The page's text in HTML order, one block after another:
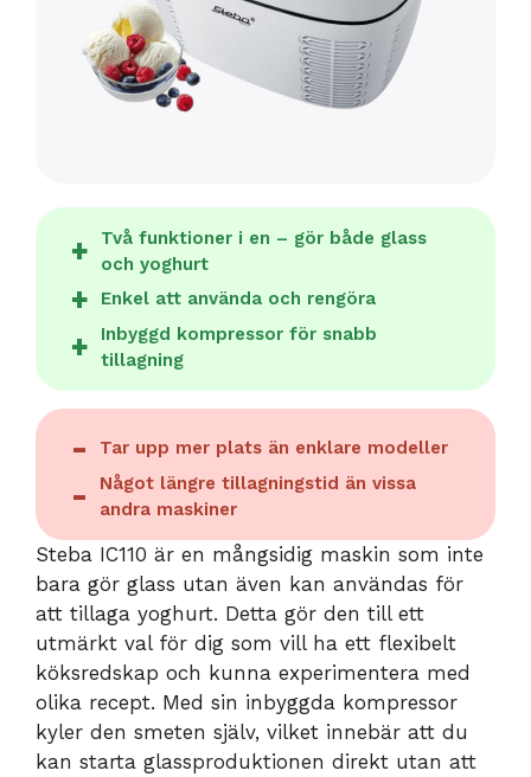
Två funktioner i en – gör både glass
och yoghurt
Enkel att använda och rengöra
Inbyggd kompressor för snabb
tillagning
Tar upp mer plats än enklare modeller
Något längre tillagningstid än vissa
andra maskiner
Steba IC110 är en mångsidig maskin som inte
bara gör glass utan även kan användas för
att tillaga yoghurt. Detta gör den till ett
utmärkt val för dig som vill ha ett flexibelt
köksredskap och kunna experimentera med
olika recept. Med sin inbyggda kompressor
kyler den smeten själv, vilket innebär att du
kan starta glassproduktionen direkt utan att